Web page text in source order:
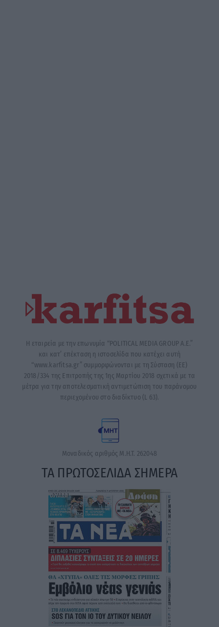
Η εταιρεία με την επωνυμία “POLITICAL MEDIA GROUP A.E.”
και κατ’ επέκταση η ιστοσελίδα που κατέχει αυτή
“www.karfitsa.gr” συμμορφώνονται με τη Σύσταση (ΕΕ)
2018/334 της Επιτροπής της 1ης Μαρτίου 2018 σχετικά με τα
μέτρα για την αποτελεσματική αντιμετώπιση του παράνομου
περιεχομένου στο διαδίκτυο (L 63).
Μοναδικός αριθμός Μ.Η.Τ. 262048
ΤΑ ΠΡΩΤΟΣΕΛΙΔΑ ΣΗΜΕΡΑ